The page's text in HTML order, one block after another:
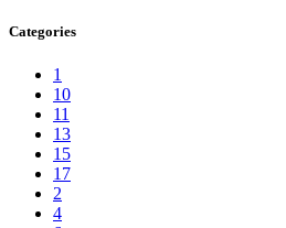
Categories
1
10
11
13
15
17
2
4